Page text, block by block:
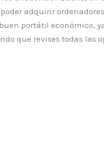
adquirir
portátil económico,
que revises todas las